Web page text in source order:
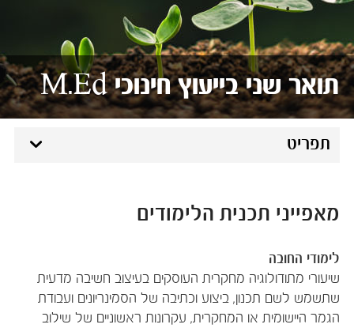
תואר שני בייעוץ חינוכי M.Ed​
תפריט
מאפייני תכנית הלימודים
לימודי החובה
שיעורי מתודולוגיה מחקרית העוסקים בעיצוב חשיבה מדעית
שתשמש לשם תכנון, ביצוע וכתיבה של הסמינריונים ועבודת
הגמר היישומית או המחקרית, עקרונות ראשוניים של שילוב